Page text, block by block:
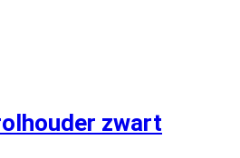
zwart